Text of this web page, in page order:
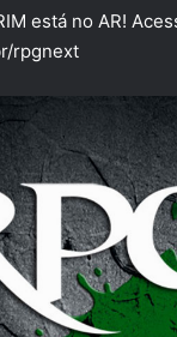
está no AR!
rpgnext